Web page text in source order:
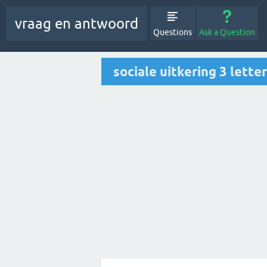
vraag en antwoord
Questions Ask a Question
sociale uitkering 3